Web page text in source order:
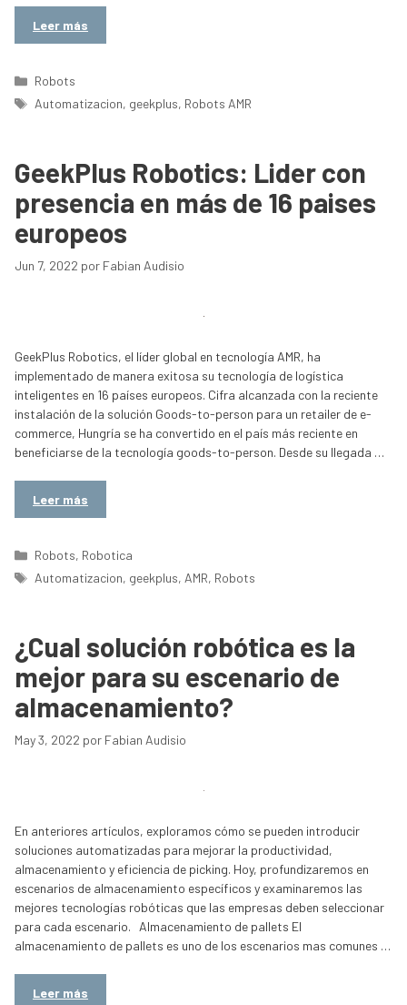
Leer más
Categorías
Robots
Etiquetas
Automatizacion, geekplus, Robots AMR
GeekPlus Robotics: Lider con
presencia en más de 16 paises
europeos
Jun 7, 2022 por Fabian Audisio
GeekPlus Robotics, el líder global en tecnología AMR, ha
implementado de manera exitosa su tecnología de logística
inteligentes en 16 países europeos. Cifra alcanzada con la reciente
instalación de la solución Goods-to-person para un retailer de e-
commerce, Hungría se ha convertido en el país más reciente en
beneficiarse de la tecnología goods-to-person. Desde su llegada …
Leer más
Categorías
Robots, Robotica
Etiquetas
Automatizacion, geekplus, AMR, Robots
¿Cual solución robótica es la
mejor para su escenario de
almacenamiento?
May 3, 2022 por Fabian Audisio
En anteriores artículos, exploramos cómo se pueden introducir
soluciones automatizadas para mejorar la productividad,
almacenamiento y eficiencia de picking. Hoy, profundizaremos en
escenarios de almacenamiento específicos y examinaremos las
mejores tecnologías robóticas que las empresas deben seleccionar
para cada escenario. Almacenamiento de pallets El
almacenamiento de pallets es uno de los escenarios mas comunes …
Leer más